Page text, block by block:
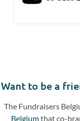
Want to be a
The Fundraisers
Belgiumthat co-